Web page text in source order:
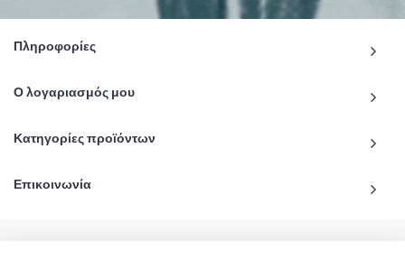
Πληροφορίες
Ο λογαριασμός μου
Κατηγορίες προϊόντων
Επικοινωνία